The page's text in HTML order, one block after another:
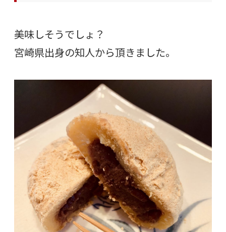
美味しそうでしょ？
宮崎県出身の知人から頂きました。